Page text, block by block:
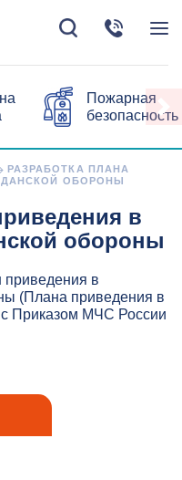
Пожарная
безопасность
РАЗРАБОТКА ПЛАНА
ОБОРОНЫ
в
обороны
приведения в
(Плана приведения в
с Приказом МЧС России